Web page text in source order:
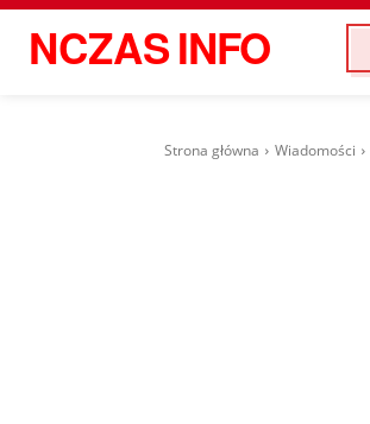
NCZASINFO
Strona główna Wiadomości